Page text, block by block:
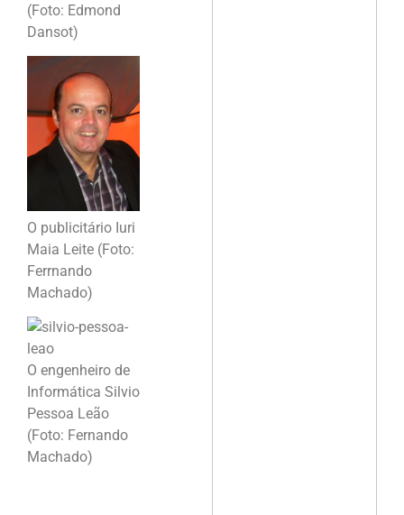
(Foto: Edmond
Dansot)
O publicitário Iuri
Maia Leite (Foto:
Ferrnando
Machado)
O engenheiro de
Informática Silvio
Pessoa Leão
(Foto: Fernando
Machado)